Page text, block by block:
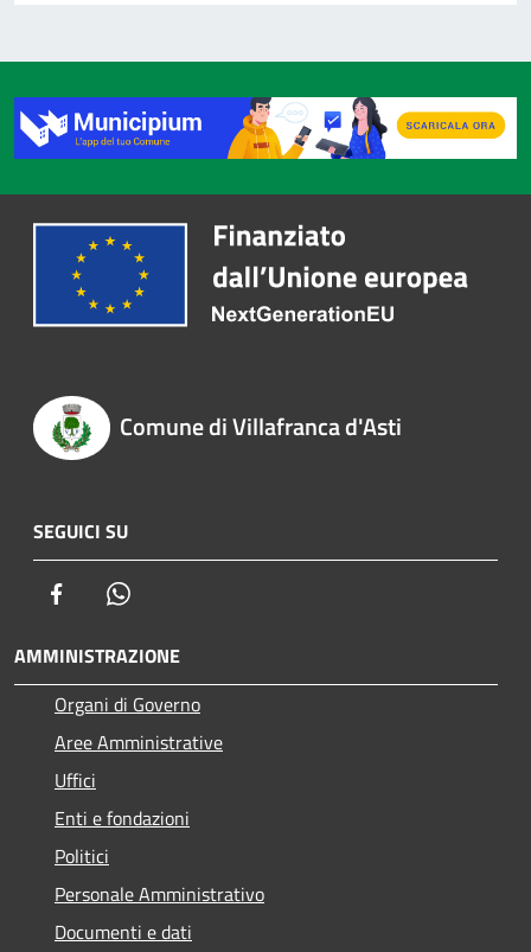
Comune di Villafranca d'Asti
SEGUICI SU
Facebook
AMMINISTRAZIONE
Organi di Governo
Aree Amministrative
Uffici
Enti e fondazioni
Politici
Personale Amministrativo
Documenti e dati